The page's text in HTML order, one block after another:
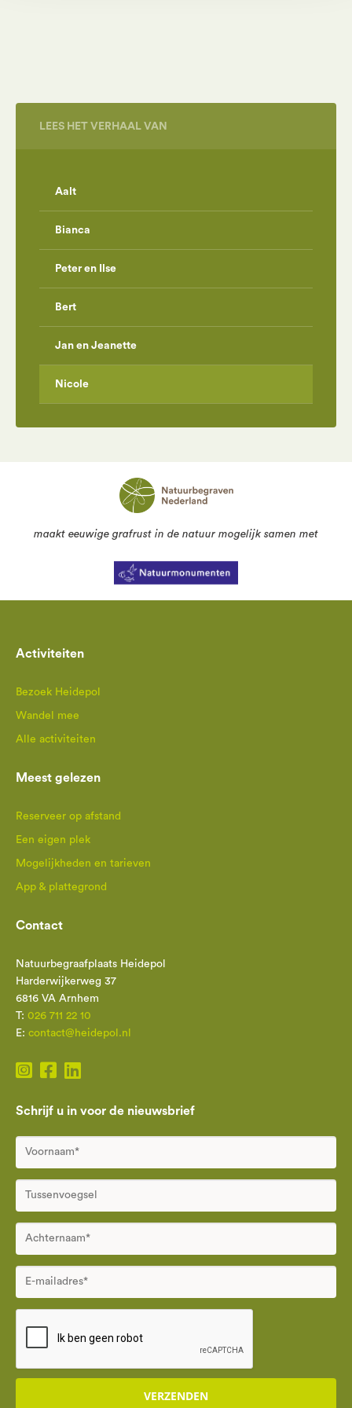
LEES HET VERHAAL VAN
Aalt
Bianca
Peter en Ilse
Bert
Jan en Jeanette
Nicole
maakt eeuwige grafrust in de natuur mogelijk samen met
Activiteiten
Bezoek Heidepol
Wandel mee
Alle activiteiten
Meest gelezen
Reserveer op afstand
Een eigen plek
Mogelijkheden en tarieven
App & plattegrond
Contact
Natuurbegraafplaats Heidepol
Harderwijkerweg 37
6816 VA Arnhem
T: 026 711 22 10
E: contact@heidepol.nl
Schrijf u in voor de nieuwsbrief
VERZENDEN